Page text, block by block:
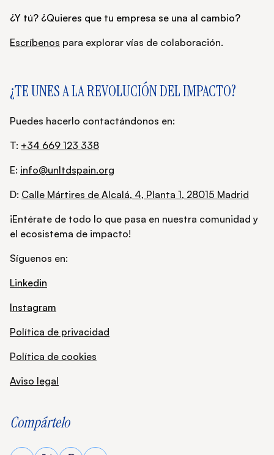
¿Y tú? ¿Quieres que tu empresa se una al cambio?
Escríbenos para explorar vías de colaboración.
¿TE UNES A LA REVOLUCIÓN DEL IMPACTO?
Puedes hacerlo contactándonos en:
T: +34 669 123 338
E: info@unltdspain.org
D: Calle Mártires de Alcalá, 4, Planta 1, 28015 Madrid
¡Entérate de todo lo que pasa en nuestra comunidad y
el ecosistema de impacto!
Síguenos en:
Linkedin
Instagram
Política de privacidad
Política de cookies
Aviso legal
Compártelo